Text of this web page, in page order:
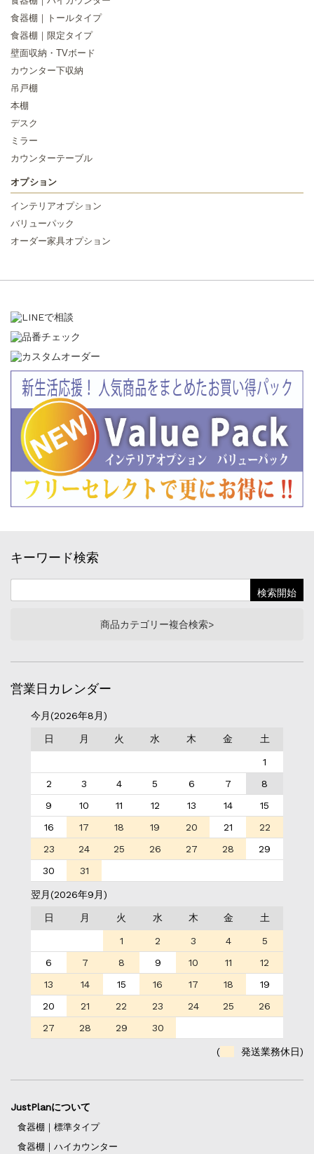
食器棚｜トールタイプ
食器棚｜限定タイプ
壁面収納・TVボード
カウンター下収納
吊戸棚
本棚
デスク
ミラー
カウンターテーブル
オプション
インテリアオプション
バリューパック
オーダー家具オプション
キーワード検索
商品カテゴリー複合検索>
営業日カレンダー
今月(2026年8月)
日 月 火 水 木 金 土
1
2
3 4 5 6 7
8
9
10 11 12 13 14
15
16
17 18 19 20 21
22
23
24 25 26 27 28
29
30
31
翌月(2026年9月)
日 月 火 水 木 金 土
1 2 3 4
5
6
7 8 9 10 11
12
13
14 15 16 17 18
19
20
21 22 23 24 25
26
27
28 29 30
( 発送業務休日)
JustPlanについて
食器棚｜標準タイプ
食器棚｜ハイカウンター